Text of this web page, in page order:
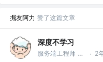
掘友阿力 赞了这篇文章
深度不学习
服务端工程师 @B · 2